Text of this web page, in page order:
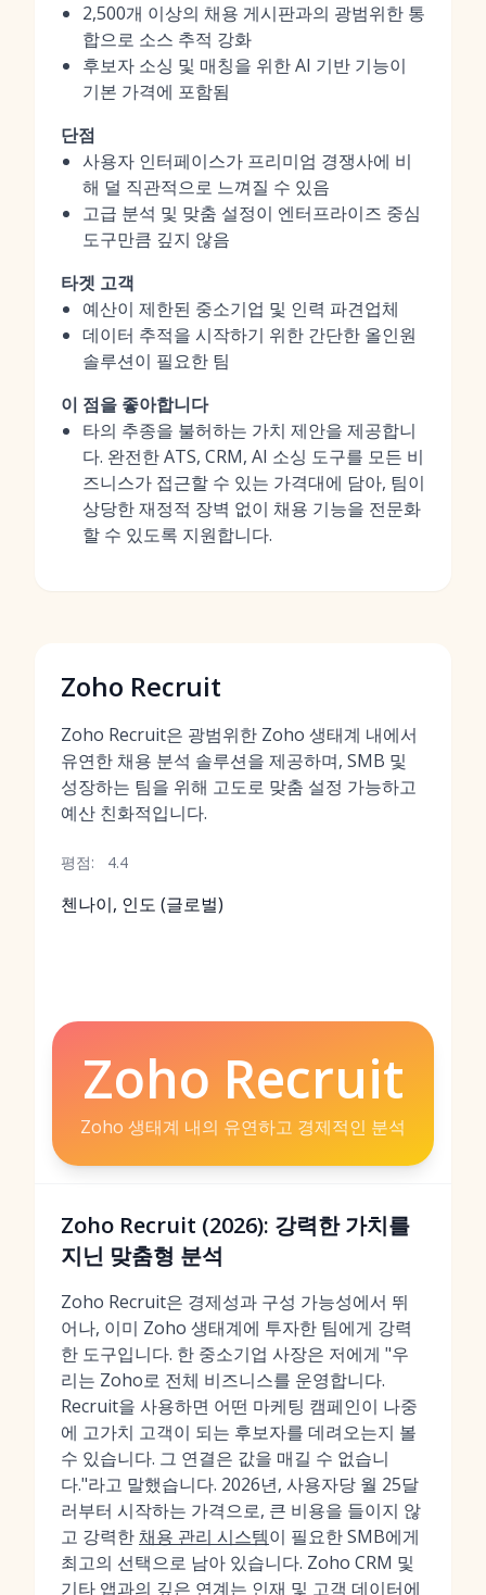
2,500개 이상의 채용 게시판과의 광범위한 통
합으로 소스 추적 강화
후보자 소싱 및 매칭을 위한 AI 기반 기능이
기본 가격에 포함됨
단점
사용자 인터페이스가 프리미엄 경쟁사에 비
해 덜 직관적으로 느껴질 수 있음
고급 분석 및 맞춤 설정이 엔터프라이즈 중심
도구만큼 깊지 않음
타겟 고객
예산이 제한된 중소기업 및 인력 파견업체
데이터 추적을 시작하기 위한 간단한 올인원
솔루션이 필요한 팀
이 점을 좋아합니다
타의 추종을 불허하는 가치 제안을 제공합니
다. 완전한 ATS, CRM, AI 소싱 도구를 모든 비
즈니스가 접근할 수 있는 가격대에 담아, 팀이
상당한 재정적 장벽 없이 채용 기능을 전문화
할 수 있도록 지원합니다.
Zoho Recruit
Zoho Recruit은 광범위한 Zoho 생태계 내에서
유연한 채용 분석 솔루션을 제공하며, SMB 및
성장하는 팀을 위해 고도로 맞춤 설정 가능하고
예산 친화적입니다.
평점: 4.4
첸나이, 인도 (글로벌)
Zoho Recruit
Zoho 생태계 내의 유연하고 경제적인 분석
Zoho Recruit (2026): 강력한 가치를
지닌 맞춤형 분석
Zoho Recruit은 경제성과 구성 가능성에서 뛰
어나, 이미 Zoho 생태계에 투자한 팀에게 강력
한 도구입니다. 한 중소기업 사장은 저에게 "우
리는 Zoho로 전체 비즈니스를 운영합니다.
Recruit을 사용하면 어떤 마케팅 캠페인이 나중
에 고가치 고객이 되는 후보자를 데려오는지 볼
수 있습니다. 그 연결은 값을 매길 수 없습니
다."라고 말했습니다. 2026년, 사용자당 월 25달
러부터 시작하는 가격으로, 큰 비용을 들이지 않
고 강력한채용 관리 시스템이 필요한 SMB에게
최고의 선택으로 남아 있습니다. Zoho CRM 및
기타 앱과의 깊은 연계는 인재 및 고객 데이터에